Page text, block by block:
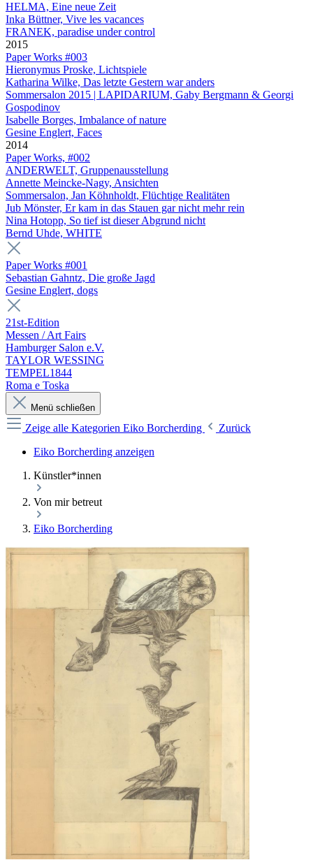
HELMA, Eine neue Zeit
Inka Büttner, Vive les vacances
FRANEK, paradise under control
2015
Paper Works #003
Hieronymus Proske, Lichtspiele
Katharina Wilke, Das letzte Gestern war anders
Sommersalon 2015 | LAPIDARIUM, Gaby Bergmann & Georgi
Gospodinov
Isabelle Borges, Imbalance of nature
Gesine Englert, Faces
2014
Paper Works, #002
ANDERWELT, Gruppenausstellung
Annette Meincke-Nagy, Ansichten
Sommersalon, Jan Köhnholdt, Flüchtige Realitäten
Jub Mönster, Er kam in das Stauen gar nicht mehr rein
Nina Hotopp, So tief ist dieser Abgrund nicht
Bernd Uhde, WHITE
Paper Works #001
Sebastian Gahntz, Die große Jagd
Gesine Englert, dogs
21st-Edition
Messen / Art Fairs
Hamburger Salon e.V.
TAYLOR WESSING
TEMPEL1844
Roma e Toska
Menü schließen
Zeige alle Kategorien Eiko Borcherding
Zurück
Eiko Borcherding anzeigen
Künstler*innen
Von mir betreut
Eiko Borcherding